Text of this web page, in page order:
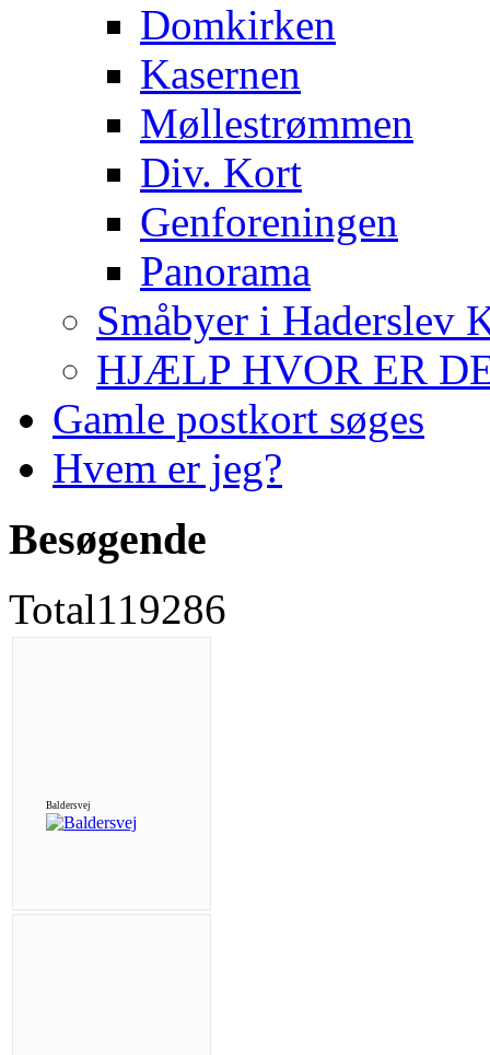
Domkirken
Kasernen
Møllestrømmen
Div. Kort
Genforeningen
Panorama
Småbyer i Haderslev
HJÆLP HVOR ER
Gamle postkort søges
Hvem er jeg?
Besøgende
Total119286
Baldersvej